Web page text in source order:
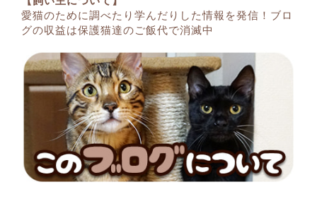
愛猫のために調べたり学んだりした情報を発信！ブロ
グの収益は保護猫達のご飯代で消滅中